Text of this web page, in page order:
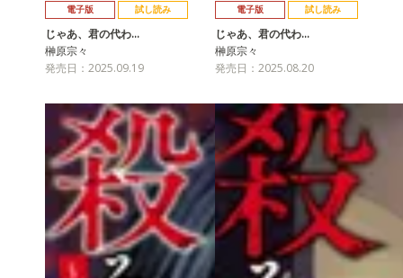
電子版 試し読み
じゃあ、君の代わ…
榊原宗々
発売日：2025.09.19
電子版 試し読み
じゃあ、君の代わ…
榊原宗々
発売日：2025.08.20